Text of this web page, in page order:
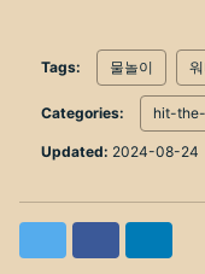
Tags: 물놀이
Categories: hit-
Updated: 2024-08-24